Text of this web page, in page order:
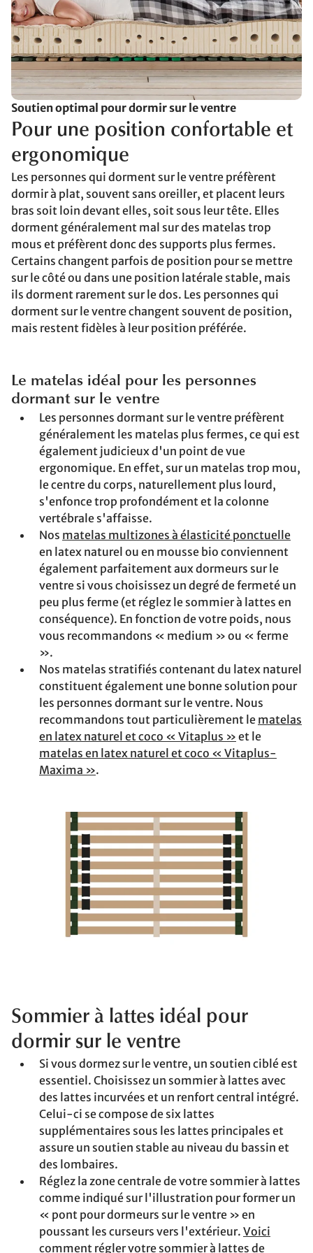
Soutien optimal pour dormir sur le ventre
Pour une position confortable et
ergonomique
Les personnes qui dorment sur le ventre préfèrent
dormir à plat, souvent sans oreiller, et placent leurs
bras soit loin devant elles, soit sous leur tête. Elles
dorment généralement mal sur des matelas trop
mous et préfèrent donc des supports plus fermes.
Certains changent parfois de position pour se mettre
sur le côté ou dans une position latérale stable, mais
ils dorment rarement sur le dos. Les personnes qui
dorment sur le ventre changent souvent de position,
mais restent fidèles à leur position préférée.
Le matelas idéal pour les personnes
dormant sur le ventre
Les personnes dormant sur le ventre préfèrent
généralement les matelas plus fermes, ce qui est
également judicieux d'un point de vue
ergonomique. En effet, sur un matelas trop mou,
le centre du corps, naturellement plus lourd,
s'enfonce trop profondément et la colonne
vertébrale s'affaisse.
Nos matelas multizones à élasticité ponctuelle
en latex naturel ou en mousse bio conviennent
également parfaitement aux dormeurs sur le
ventre si vous choisissez un degré de fermeté un
peu plus ferme (et réglez le sommier à lattes en
conséquence). En fonction de votre poids, nous
vous recommandons « medium » ou « ferme
».
Nos matelas stratifiés contenant du latex naturel
constituent également une bonne solution pour
les personnes dormant sur le ventre. Nous
recommandons tout particulièrement le matelas
en latex naturel et coco « Vitaplus » et le
matelas en latex naturel et coco « Vitaplus-
Maxima ».
Sommier à lattes idéal pour
dormir sur le ventre
Si vous dormez sur le ventre, un soutien ciblé est
essentiel. Choisissez un sommier à lattes avec
des lattes incurvées et un renfort central intégré.
Celui-ci se compose de six lattes
supplémentaires sous les lattes principales et
assure un soutien stable au niveau du bassin et
des lombaires.
Réglez la zone centrale de votre sommier à lattes
comme indiqué sur l'illustration pour former un
« pont pour dormeurs sur le ventre » en
poussant les curseurs vers l'extérieur. Voici
comment régler votre sommier à lattes de